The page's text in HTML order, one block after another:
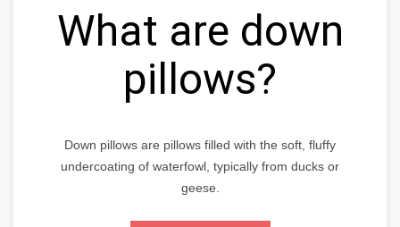
What are down
pillows?
Down pillows are pillows filled with the soft, fluffy
undercoating of waterfowl, typically from ducks or
geese.